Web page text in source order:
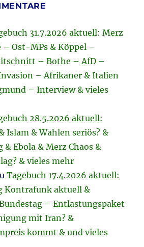
31.7.2026 aktuell: Merz
– Ost-MPs & Köppel –
– Bothe – AfD –
– Afrikaner & Italien
– Interview & vieles
28.5.2026 aktuell:
Islam & Wahlen seriös? &
& Ebola & Merz Chaos &
& vieles mehr
Tagebuch 17.4.2026 aktuell:
Kontrafunk aktuell &
– Entlastungspaket
mit Iran? &
kommt & und vieles